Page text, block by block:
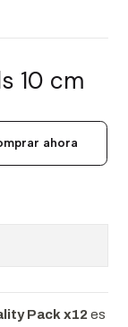
10 cm
ahora
Pack x12 es